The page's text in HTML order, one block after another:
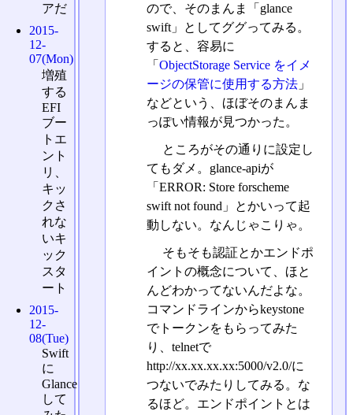
ので、そのまんま「glance
swift」としてググってみる。
すると、容易に
「 ObjectStorage Service をイメ
ージの保管に使用する方法」
などという、ほぼそのまんま
っぽい情報が見つかった。
ところがその通りに設定し
てもダメ。glance-apiが
「ERROR: Store forscheme
swift not found」とかいって起
動しない。なんじゃこりゃ。
そもそも認証とかエンドポ
イントの概念について、ほと
んどわかってないんだよな。
コマンドラインからkeystone
でトークンをもらってみた
り、telnetで
http://xx.xx.xx.xx:5000/v2.0/に
つないでみたりしてみる。な
るほど。エンドポイントとは
アだ
2015-
12-
07(Mon)
増殖
する
EFI
ブー
トエ
ント
リ、
キッ
クさ
れな
いキ
ック
スタ
ート
2015-
12-
08(Tue)
Swift
に
Glance
して